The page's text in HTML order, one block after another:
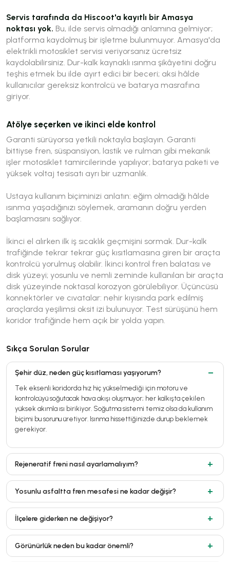
Servis tarafında da Hiscoot'a kayıtlı bir Amasya
noktası yok. Bu, ilde servis olmadığı anlamına gelmiyor;
platforma kaydolmuş bir işletme bulunmuyor. Amasya'da
elektrikli motosiklet servisi veriyorsanız ücretsiz
kaydolabilirsiniz. Dur-kalk kaynaklı ısınma şikâyetini doğru
teşhis etmek bu ilde ayırt edici bir beceri; aksi hâlde
kullanıcılar gereksiz kontrolcü ve batarya masrafına
giriyor.
Atölye seçerken ve ikinci elde kontrol
Garanti sürüyorsa yetkili noktayla başlayın. Garanti
bittiyse fren, süspansiyon, lastik ve rulman gibi mekanik
işler motosiklet tamircilerinde yapılıyor; batarya paketi ve
yüksek voltaj tesisatı ayrı bir uzmanlık.
Ustaya kullanım biçiminizi anlatın: eğim olmadığı hâlde
ısınma yaşadığınızı söylemek, aramanın doğru yerden
başlamasını sağlıyor.
İkinci el alırken ilk iş sıcaklık geçmişini sormak. Dur-kalk
trafiğinde tekrar tekrar güç kısıtlamasına giren bir araçta
kontrolcü yorulmuş olabilir. İkinci kontrol fren balatası ve
disk yüzeyi; yosunlu ve nemli zeminde kullanılan bir araçta
disk yüzeyinde noktasal korozyon görülebiliyor. Üçüncüsü
konnektörler ve cıvatalar: nehir kıyısında park edilmiş
araçlarda yeşilimsi oksit izi bulunuyor. Test sürüşünü hem
koridor trafiğinde hem açık bir yolda yapın.
Sıkça Sorulan Sorular
Şehir düz, neden güç kısıtlaması yaşıyorum?
Tek eksenli koridorda hız hiç yükselmediği için motoru ve
kontrolcüyü soğutacak hava akışı oluşmuyor; her kalkışta çekilen
yüksek akımla ısı birikiyor. Soğutma sistemi temiz olsa da kullanım
biçimi bu sorunu üretiyor. Isınma hissettiğinizde durup beklemek
gerekiyor.
Rejeneratif freni nasıl ayarlamalıyım?
Yosunlu asfaltta fren mesafesi ne kadar değişir?
İlçelere giderken ne değişiyor?
Görünürlük neden bu kadar önemli?